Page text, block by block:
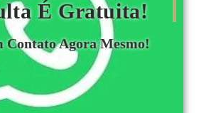
É Gratuita!
Contato Agora Mesmo!